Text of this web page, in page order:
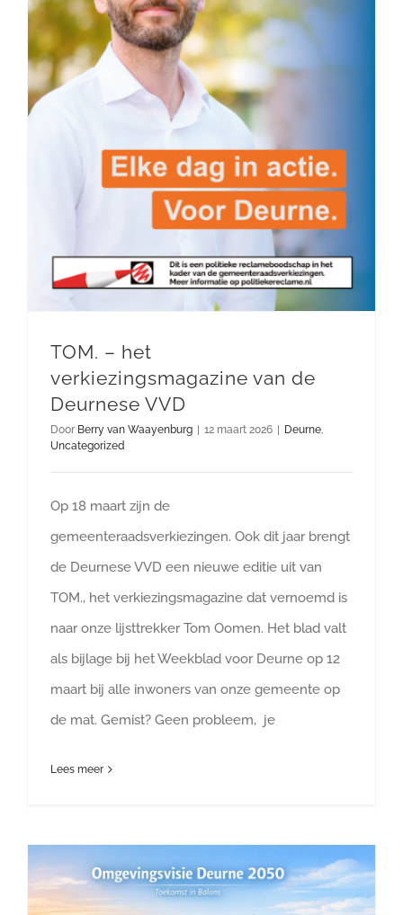
TOM. – het
verkiezingsmagazine van de
Deurnese VVD
Door Berry van Waayenburg 12 maart 2026 Deurne,
Uncategorized
Op 18 maart zijn de
gemeenteraadsverkiezingen. Ook dit jaar brengt
de Deurnese VVD een nieuwe editie uit van
TOM., het verkiezingsmagazine dat vernoemd is
naar onze lijsttrekker Tom Oomen. Het blad valt
als bijlage bij het Weekblad voor Deurne op 12
maart bij alle inwoners van onze gemeente op
de mat. Gemist? Geen probleem, je
Lees meer